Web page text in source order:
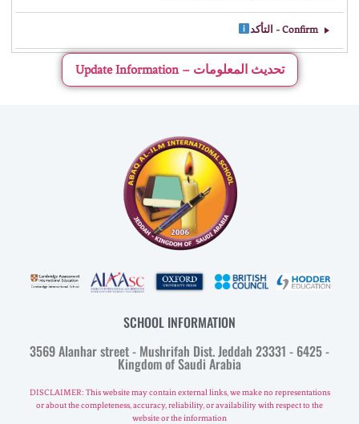
Confirm - التأكد
Update Information – تحديث المعلومات
SCHOOL INFORMATION
3569 Alanhar street - Mushrifah Dist. Jeddah 23331 - 6425 -
Kingdom of Saudi Arabia
DISCLAIMER: This website may contain external links, we make no representations
or about the completeness, accuracy, reliability, or availability with respect to the
website or the information